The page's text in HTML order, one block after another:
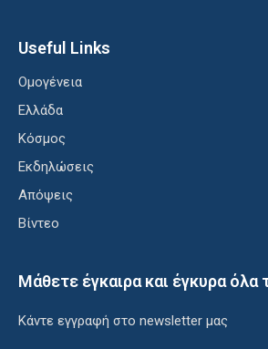
Useful Links
Ομογένεια
Ελλάδα
Κόσμος
Εκδηλώσεις
Απόψεις
Βίντεο
Μάθετε έγκαιρα και έγκυρα όλα
Κάντε εγγραφή στο newsletter μας